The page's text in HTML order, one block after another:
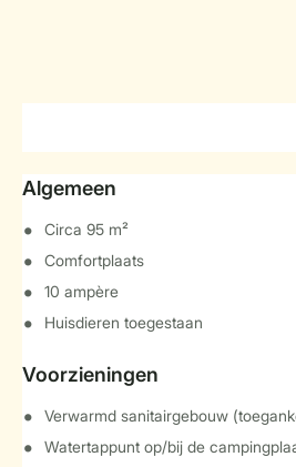
Algemeen
Circa 95 m²
Comfortplaats
10 ampère
Huisdieren toegestaan
Voorzieningen
Verwarmd sanitairgebouw
Watertappunt op/bij de